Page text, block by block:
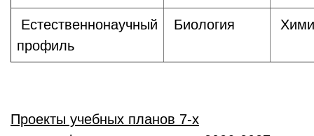
Естественнонаучный
профиль
Биология
Проекты учебных планов 7-х